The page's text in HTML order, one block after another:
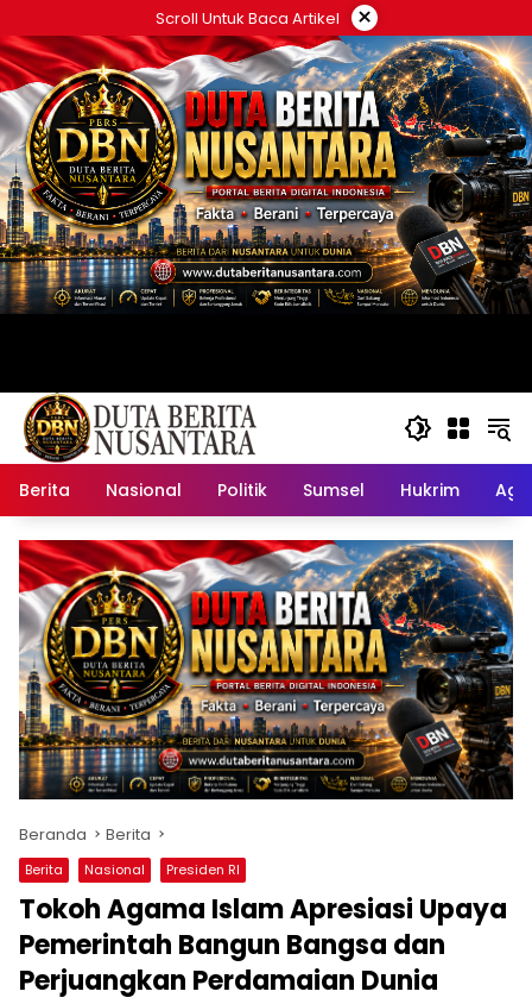
ke
konten
Scroll Untuk Baca Artikel ×
Berita Nasional Politik Sumsel Hukrim
Beranda Berita
Berita Nasional Presiden RI
Tokoh Agama Islam Apresiasi Upaya
Pemerintah Bangun Bangsa dan
Perjuangkan Perdamaian Dunia